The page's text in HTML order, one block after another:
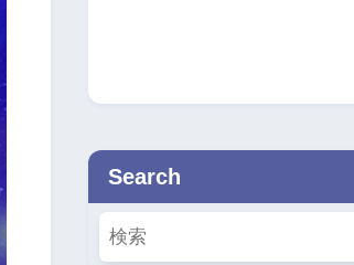
Search